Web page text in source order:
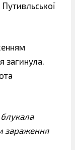
Путивльської
загинула.
зараження